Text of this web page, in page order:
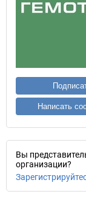
Написать
Вы
организации?